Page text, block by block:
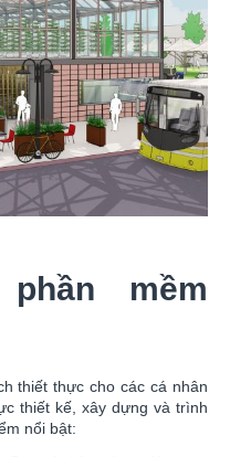
mềm
thiết thực cho các cá nhân
thiết kế, xây dựng và trình
nổi bật: